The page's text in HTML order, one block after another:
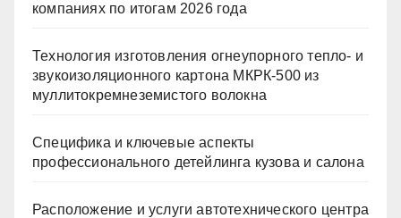
компаниях по итогам 2026 года
Технология изготовления огнеупорного тепло- и
звукоизоляционного картона МКРК-500 из
муллитокремнеземистого волокна
Специфика и ключевые аспекты
профессионального детейлинга кузова и салона
Расположение и услуги автотехнического центра